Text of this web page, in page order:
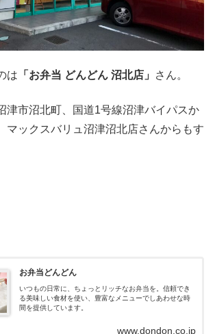
は 「お弁当 どんどん 沼北店」 さん。
津市沼北町、国道1号線沼津バイパスか
マックスバリュ沼津沼北店さんからもす
お弁当どんどん
いつもの日常に、ちょっとリッチなお弁当を。信頼でき
る美味しい食材を使い、豊富なメニューでしあわせな時
間を提供しています。
www.dondon.co.jp